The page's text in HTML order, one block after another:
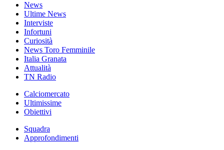
News
Ultime News
Interviste
Infortuni
Curiosità
News Toro Femminile
Italia Granata
Attualità
TN Radio
Calciomercato
Ultimissime
Obiettivi
Squadra
Approfondimenti